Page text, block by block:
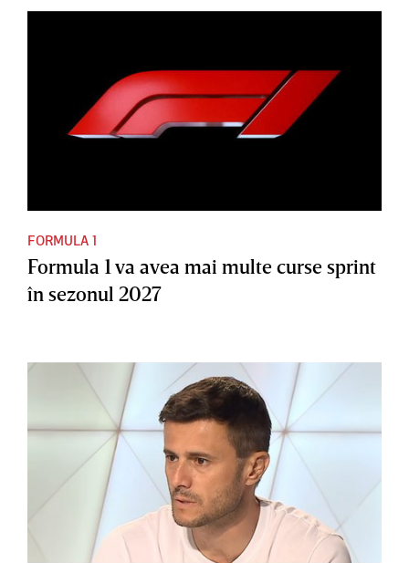
FORMULA 1
Formula 1 va avea mai multe curse sprint
în sezonul 2027